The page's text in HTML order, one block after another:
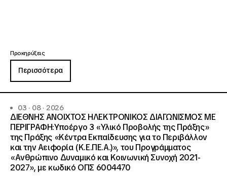
Προκηρύξεις
Περισσότερα
03 · 08 · 2026
ΔΙΕΘΝΗΣ ΑΝΟΙΧΤΟΣ ΗΛΕΚΤΡΟΝΙΚΟΣ ΔΙΑΓΩΝΙΣΜΟΣ ΜΕ
ΠΕΡΙΓΡΑΦΗ:Υποέργο 3 «Υλικό Προβολής της Πράξης»
της Πράξης «Κέντρα Εκπαίδευσης για το Περιβάλλον
και την Αειφορία (Κ.Ε.ΠΕ.Α.)», του Προγράμματος
«Ανθρώπινο Δυναμικό και Κοινωνική Συνοχή 2021-
2027», με κωδικό ΟΠΣ 6004470